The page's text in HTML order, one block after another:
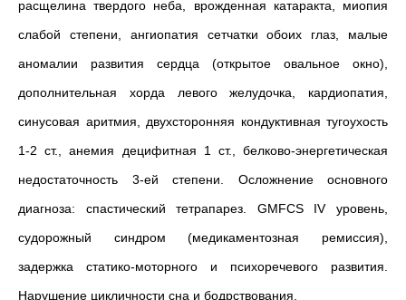
расщелина твердого неба, врожденная катаракта, миопия
слабой степени, ангиопатия сетчатки обоих глаз, малые
аномалии развития сердца (открытое овальное окно),
дополнительная хорда левого желудочка, кардиопатия,
синусовая аритмия, двухсторонняя кондуктивная тугоухость
1-2 ст., анемия децифитная 1 ст., белково-энергетическая
недостаточность 3-ей степени. Осложнение основного
диагноза: спастический тетрапарез. GMFCS IV уровень,
судорожный синдром (медикаментозная ремиссия),
задержка статико-моторного и психоречевого развития.
Нарушение цикличности сна и бодрствования.